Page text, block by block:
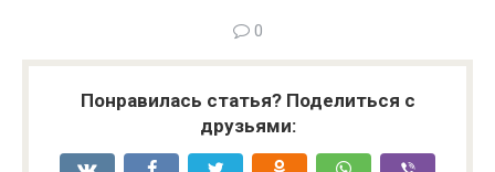
0
Понравилась статья? Поделиться с
друзьями: